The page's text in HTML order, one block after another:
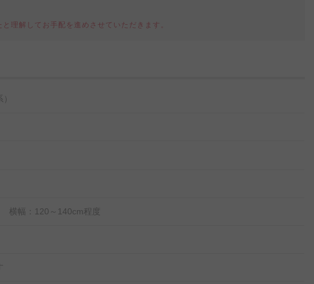
理解してお手配を進めさせていただきます。
横幅：120～140cm程度